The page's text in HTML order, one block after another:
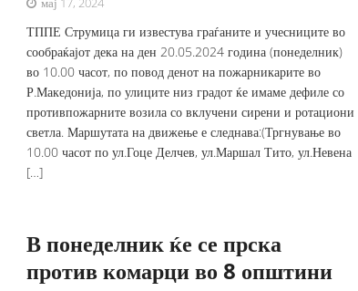
ТППЕ Струмица ги известува граѓаните и учесниците во
сообраќајот дека на ден 20.05.2024 година (понеделник)
во 10.00 часот, по повод денот на пожарникарите во
Р.Македонија, по улиците низ градот ќе имаме дефиле со
противпожарните возила со вклучени сирени и ротациони
светла. Маршутата на движење е следнава:(Тргнување во
10.00 часот по ул.Гоце Делчев, ул.Маршал Тито, ул.Невена
[…]
В понеделник ќе се прска
против комарци во 8 општини